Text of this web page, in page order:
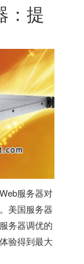
：提
服务器对
美国服务器
务器调优的
验得到最大